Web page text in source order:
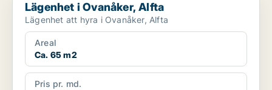
Lägenhet i Ovanåker, Alfta
Lägenhet att hyra i Ovanåker, Alfta
Areal
Ca. 65 m2
Pris pr. md.